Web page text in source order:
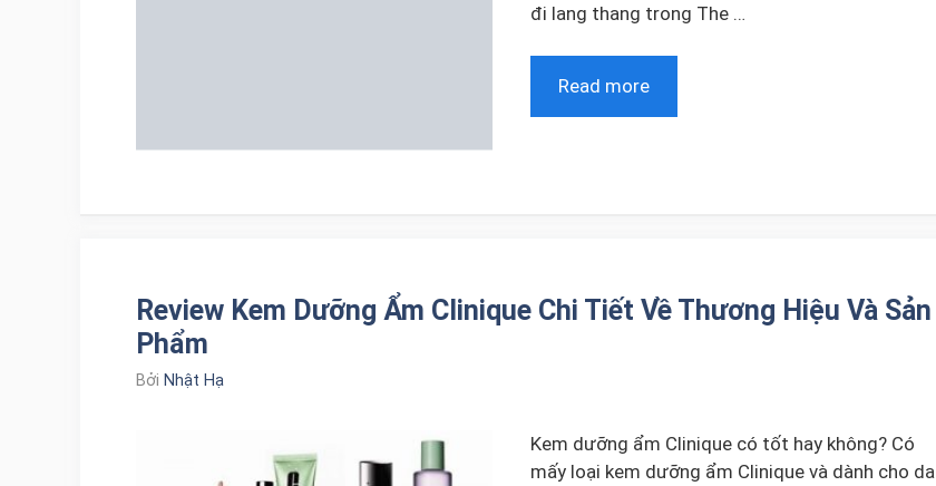
đi lang thang trong The …
Read more
Review Kem Dưỡng Ẩm Clinique Chi Tiết Về Thương Hiệu Và Sản
Phẩm
Bởi Nhật Hạ
Kem dưỡng ẩm Clinique có tốt hay không? Có
mấy loại kem dưỡng ẩm Clinique và dành cho da